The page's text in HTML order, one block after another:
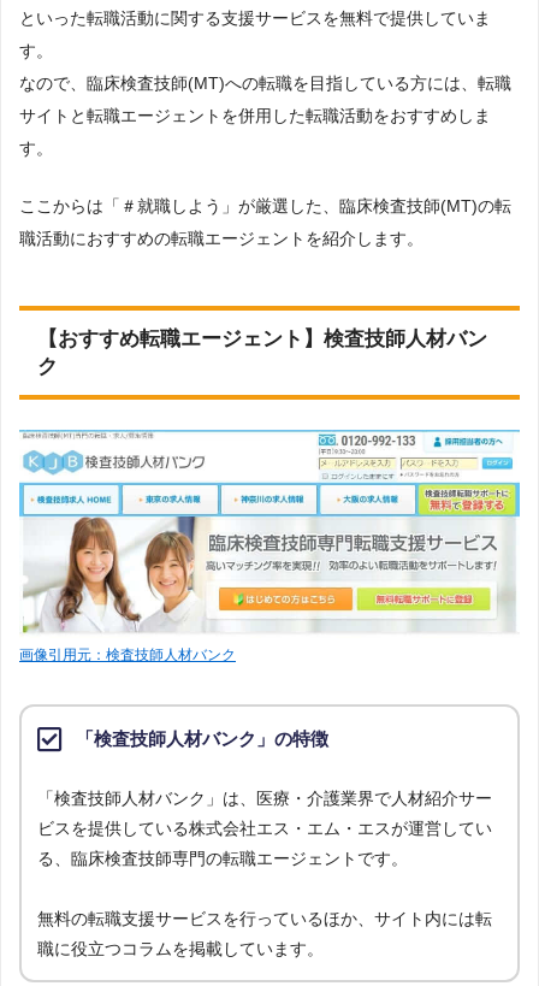
といった転職活動に関する支援サービスを無料で提供していま
す。
なので、臨床検査技師(MT)への転職を目指している方には、転職
サイトと転職エージェントを併用した転職活動をおすすめしま
す。
ここからは「＃就職しよう」が厳選した、臨床検査技師(MT)の転
職活動におすすめの転職エージェントを紹介します。
【おすすめ転職エージェント】検査技師人材バン
ク
画像引用元：検査技師人材バンク
「検査技師人材バンク」の特徴
「検査技師人材バンク」は、医療・介護業界で人材紹介サー
ビスを提供している株式会社エス・エム・エスが運営してい
る、臨床検査技師専門の転職エージェントです。
無料の転職支援サービスを行っているほか、サイト内には転
職に役立つコラムを掲載しています。